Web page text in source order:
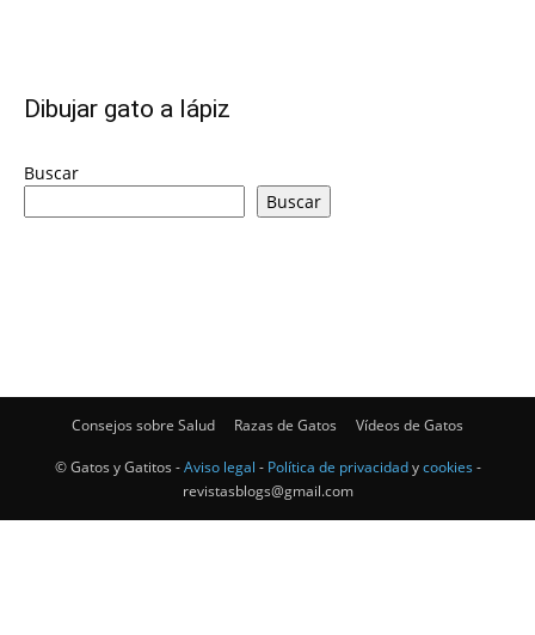
Dibujar gato a lápiz
Buscar
Buscar
Consejos sobre Salud Razas de Gatos Vídeos de Gatos
© Gatos y Gatitos -Aviso legal - Política de privacidadycookies -
revistasblogs@gmail.com